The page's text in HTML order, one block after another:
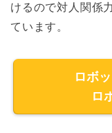
けるので対人関係
ています。
ロボ
ロ